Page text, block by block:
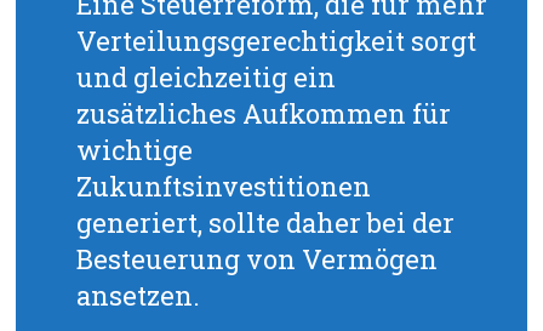
Verteilungsgerechtigkeit sorgt
und gleichzeitig ein
zusätzliches Aufkommen für
wichtige
Zukunftsinvestitionen
generiert, sollte daher bei der
Besteuerung von Vermögen
ansetzen.